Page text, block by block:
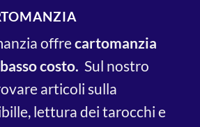
offrecartomanzia
costo. Sul nostro
articoli sulla
lettura dei tarocchi e